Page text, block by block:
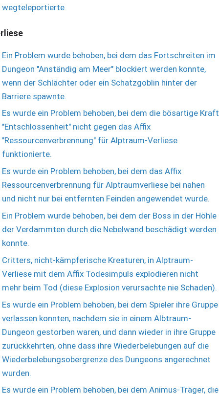
wegteleportierte.
Ein Problem wurde behoben, bei dem das Fortschreiten im
Dungeon "Anständig am Meer" blockiert werden konnte,
wenn der Schlächter oder ein Schatzgoblin hinter der
Barriere spawnte.
Es wurde ein Problem behoben, bei dem die bösartige Kraft
"Entschlossenheit" nicht gegen das Affix
"Ressourcenverbrennung" für Alptraum-Verliese
funktionierte.
Es wurde ein Problem behoben, bei dem das Affix
Ressourcenverbrennung für Alptraumverliese bei nahen
und nicht nur bei entfernten Feinden angewendet wurde.
Ein Problem wurde behoben, bei dem der Boss in der Höhle
der Verdammten durch die Nebelwand beschädigt werden
konnte.
Critters, nicht-kämpferische Kreaturen, in Alptraum-
Verliese mit dem Affix Todesimpuls explodieren nicht
mehr beim Tod (diese Explosion verursachte nie Schaden).
Es wurde ein Problem behoben, bei dem Spieler ihre Gruppe
verlassen konnten, nachdem sie in einem Albtraum-
Dungeon gestorben waren, und dann wieder in ihre Gruppe
zurückkehrten, ohne dass ihre Wiederbelebungen auf die
Wiederbelebungsobergrenze des Dungeons angerechnet
wurden.
Es wurde ein Problem behoben, bei dem Animus-Träger, die